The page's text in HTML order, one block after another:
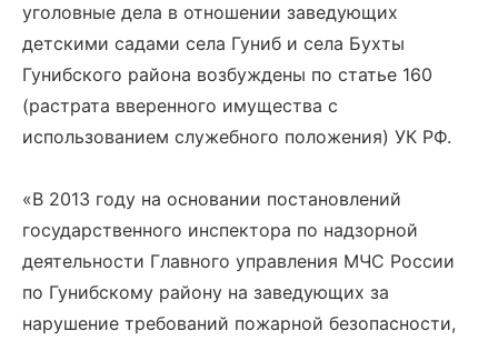
уголовные дела в отношении заведующих
детскими садами села Гуниб и села Бухты
Гунибского района возбуждены по статье 160
(растрата вверенного имущества с
использованием служебного положения) УК РФ.
«В 2013 году на основании постановлений
государственного инспектора по надзорной
деятельности Главного управления МЧС России
по Гунибскому району на заведующих за
нарушение требований пожарной безопасности,